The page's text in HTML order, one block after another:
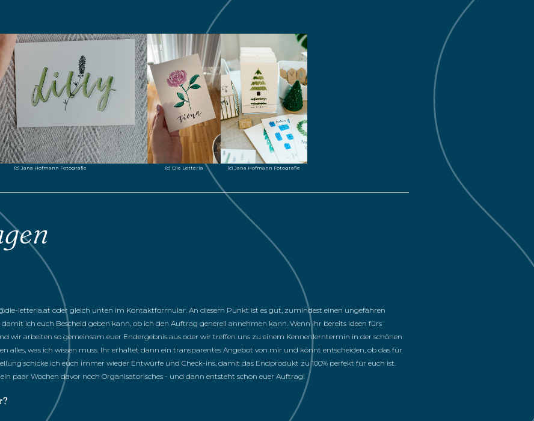
(c) Jana Hofmann Fotografie (c) Die Letteria (c) Jana Hofmann Fotografie
letteria.at oder gleich unten im Kontaktformular. An diesem Punkt ist es gut, zumindest einen ungefähren
ich euch Bescheid geben kann, ob ich den Auftrag generell annehmen kann. Wenn ihr bereits Ideen fürs
wir arbeiten so gemeinsam euer Endergebnis aus oder wir treffen uns zu einem Kennenlerntermin in der schönen
alles, was ich wissen muss. Ihr erhaltet dann ein transparentes Angebot von mir und könnt entscheiden, ob das für
schicke ich euch immer wieder Entwürfe und Check-ins, damit das Endprodukt zu 100% perfekt für euch ist.
paar Wochen davor noch Organisatorisches - und dann entsteht schon euer Auftrag!